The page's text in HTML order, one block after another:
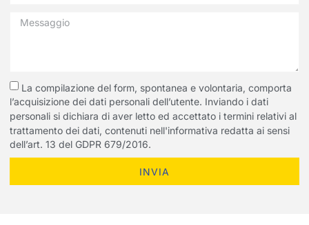
La compilazione del form, spontanea e volontaria, comporta
l’acquisizione dei dati personali dell’utente. Inviando i dati
personali si dichiara di aver letto ed accettato i termini relativi al
trattamento dei dati, contenuti nell'informativa redatta ai sensi
dell’art. 13 del GDPR 679/2016.
INVIA